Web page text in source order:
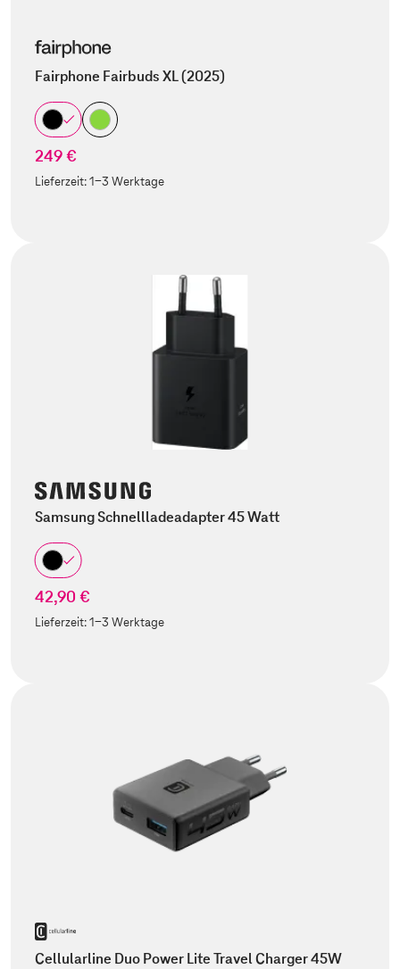
Fairphone Fairbuds XL (2025)
249 €
Lieferzeit:1-3 Werktage
Samsung Schnellladeadapter 45 Watt
42,90 €
Lieferzeit:1-3 Werktage
Cellularline Duo Power Lite Travel Charger 45W